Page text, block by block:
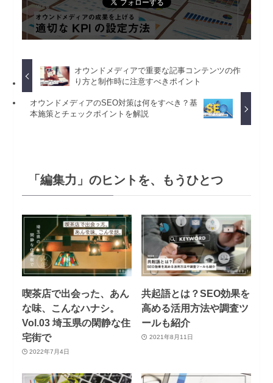
オウンドメディアで重要な記事コンテンツの作
り方と制作時に注意すべきポイント
オウンドメディアのSEO対策は何をすべき？基
本施策とチェックポイントを解説
「編集力」のヒントを、もうひとつ
喫茶店で出会った、あん
な味、こんなハナシ。
Vol.03 埼玉県の閑静な住
宅街で
2022年7月4日
共起語とは？SEO効果を
高める活用方法や調査ツ
ールも紹介
2021年8月11日